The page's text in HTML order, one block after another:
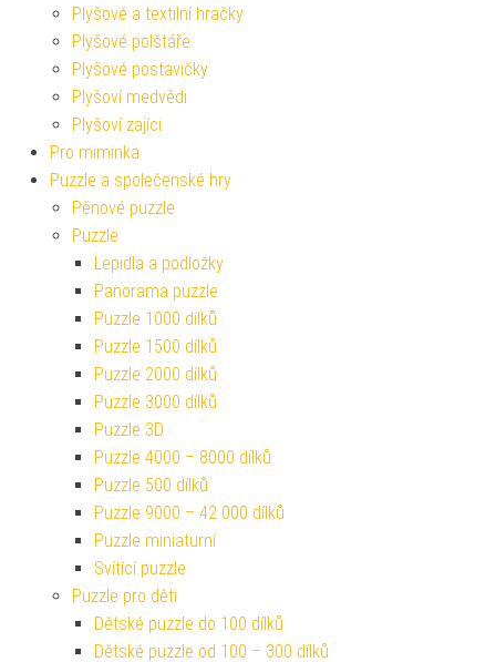
Plyšové a textilní hračky
Plyšové polštáře
Plyšové postavičky
Plyšoví medvědi
Plyšoví zajíci
Pro miminka
Puzzle a společenské hry
Pěnové puzzle
Puzzle
Lepidla a podložky
Panorama puzzle
Puzzle 1000 dílků
Puzzle 1500 dílků
Puzzle 2000 dílků
Puzzle 3000 dílků
Puzzle 3D
Puzzle 4000 – 8000 dílků
Puzzle 500 dílků
Puzzle 9000 – 42 000 dílků
Puzzle miniaturní
Svítící puzzle
Puzzle pro děti
Dětské puzzle do 100 dílků
Dětské puzzle od 100 – 300 dílků